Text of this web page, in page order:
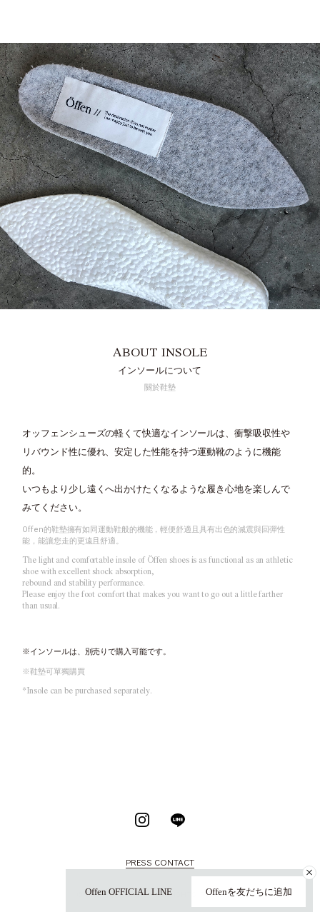
Offen OFFICIAL LINE Offenを友だちに追加
ABOUT INSOLE
インソールについて
關於鞋墊
オッフェンシューズの軽くて快適なインソールは、衝撃吸収性や
リバウンド性に優れ、安定した性能を持つ運動靴のように機能
的。
いつもより少し遠くへ出かけたくなるような履き心地を楽しんで
みてください。
Offen的鞋墊擁有如同運動鞋般的機能，輕便舒適且具有出色的減震與回彈性
能，能讓您走的更遠且舒適。
The light and comfortable insole of Öffen shoes is as functional as an athletic
shoe with excellent shock absorption,
rebound and stability performance.
Please enjoy the foot comfort that makes you want to go out a little farther
than usual.
※インソールは、別売りで購入可能です。
※鞋墊可單獨購買
*Insole can be purchased separately.
PRESS CONTACT
© Copyright Öffen. ALL RIGHTS RESERVED.